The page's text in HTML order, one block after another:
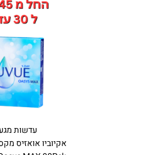
עדשות מגע
אקיוביו אואזיס